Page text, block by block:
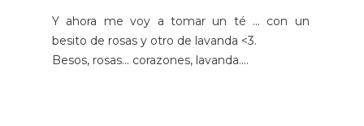
Y ahora me voy a tomar un té ... con un
besito de rosas y otro de lavanda <3.
Besos, rosas... corazones, lavanda....